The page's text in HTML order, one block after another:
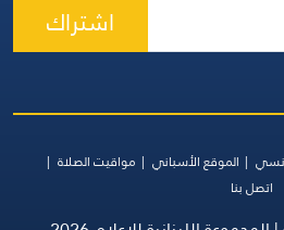
اشتراك
الموقع الأسباني
مواقيت الصلاة
اتصل بنا